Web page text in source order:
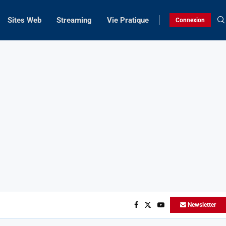
Sites Web Streaming Vie Pratique Connexion
Newsletter